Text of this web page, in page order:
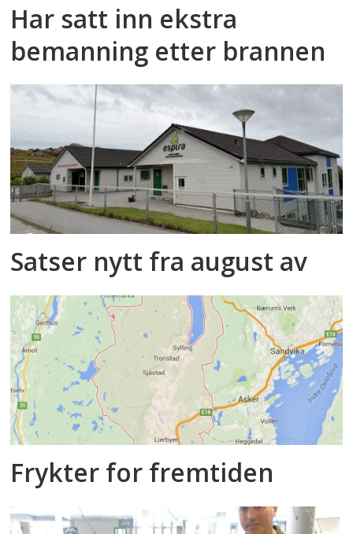
Har satt inn ekstra
bemanning etter brannen
Satser nytt fra august av
Frykter for fremtiden